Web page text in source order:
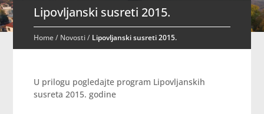
Lipovljanski susreti 2015.
Home/ Novosti/ Lipovljanski susreti 2015.
U prilogu pogledajte program Lipovljanskih
susreta 2015. godine